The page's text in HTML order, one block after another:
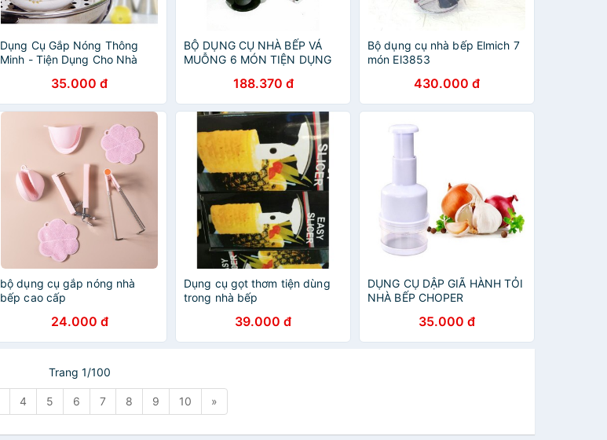
Dụng Cụ Gắp Nóng Thông
Minh - Tiện Dụng Cho Nhà
35.000 đ
BỘ DỤNG CỤ NHÀ BẾP VÁ
MUỖNG 6 MÓN TIỆN DỤNG
188.370 đ
Bộ dụng cụ nhà bếp Elmich 7
món El3853
430.000 đ
bộ dụng cụ gắp nóng nhà
bếp cao cấp
24.000 đ
Dụng cụ gọt thơm tiện dùng
trong nhà bếp
39.000 đ
DỤNG CỤ DẬP GIÃ HÀNH TỎI
NHÀ BẾP CHOPER
35.000 đ
Trang 1/100
4 5 6 7 8 9 10 »